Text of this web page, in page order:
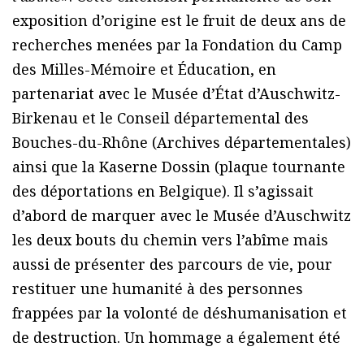
exposition d’origine est le fruit de deux ans de
recherches menées par la Fondation du Camp
des Milles-Mémoire et Éducation, en
partenariat avec le Musée d’État d’Auschwitz-
Birkenau et le Conseil départemental des
Bouches-du-Rhône (Archives départementales)
ainsi que la Kaserne Dossin (plaque tournante
des déportations en Belgique). Il s’agissait
d’abord de marquer avec le Musée d’Auschwitz
les deux bouts du chemin vers l’abîme mais
aussi de présenter des parcours de vie, pour
restituer une humanité à des personnes
frappées par la volonté de déshumanisation et
de destruction. Un hommage a également été